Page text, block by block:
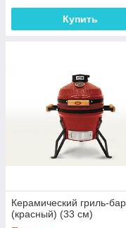
Купить
Керамический гриль-
(красный) (33 см)